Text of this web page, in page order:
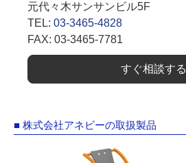
元代々木サンサンビル5F
TEL: 03-3465-4828
FAX: 03-3465-7781
すぐ相談する
■ 株式会社アネビーの取扱製品